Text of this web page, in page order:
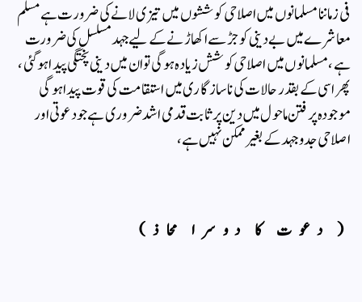
فی زماننا مسلمانوں میں اصلاحی کوششوں میں تیزی لانے کی ضرورت ہے مسلم
معاشرے میں بے دینی کو جڑ سے اکھاڑنے کے لیے جہد مسلسل کی ضرورت
ہے ، مسلمانوں میں اصلاحی کوشش زیادہ ہوگی تو ان میں دینی پختگی پیدا ہوگئی ،
پھر اسی کے بقدر حالات کی ناسازگاری میں استقامت کی قوت پیدا ہو گی
موجودہ پرفتن ماحول میں دین پر ثابت قدمی اشد ضروری ہے جو دعوتی اور
اصلاحی جدو جہد کے بغیر ممکن نہیں ہے،
( دعوت کا دوسرا محاذ)